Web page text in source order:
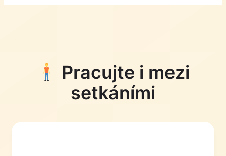
Pracujte i mezi
setkáními